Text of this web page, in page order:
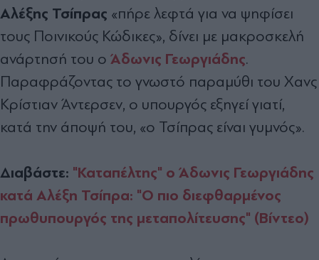
Αλέξης Τσίπρας «πήρε λεφτά για να ψηφίσει
τους Ποινικούς Κώδικες», δίνει με μακροσκελή
ανάρτησή του ο Άδωνις Γεωργιάδης.
Παραφράζοντας το γνωστό παραμύθι του Χανς
Κρίστιαν Άντερσεν, ο υπουργός εξηγεί γιατί,
κατά την άποψή του, «ο Τσίπρας είναι γυμνός».
Διαβάστε: "Καταπέλτης" ο Άδωνις Γεωργιάδης
κατά Αλέξη Τσίπρα: "Ο πιο διεφθαρμένος
πρωθυπουργός της μεταπολίτευσης" (Βίντεο)